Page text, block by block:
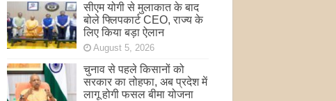
सीएम योगी से मुलाकात के बाद
बोले फ्लिपकार्ट CEO, राज्य के
लिए किया बड़ा ऐलान
August 5, 2026
चुनाव से पहले किसानों को
सरकार का तोहफा, अब प्रदेश में
लागू होगी फसल बीमा योजना